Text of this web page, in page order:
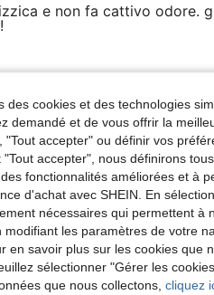
e non fa cattivo odore.
D'avis
des cookies et des technologies
demandé et de vous offrir la
"Tout accepter" ou définir vos
"Tout accepter", nous définirons
fonctionnalités améliorées et à
d'achat avec SHEIN. En
nécessaires qui permettent à
modifiant les paramètres de votre
en savoir plus sur les cookies que
sélectionner "Gérer les
que nous collectons, cliquez